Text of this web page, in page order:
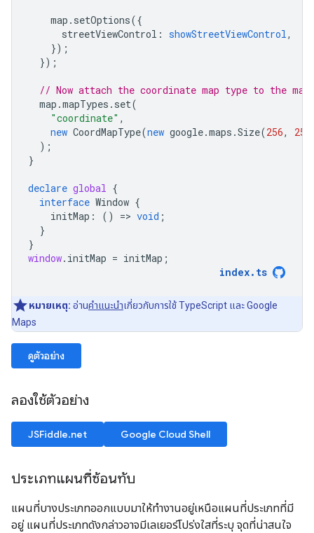
map . setOptions({
streetViewControl : showStreetViewControl,
});
});
// Now attach the coordinate map type to the
map .mapTypes . set(
"coordinate" ,
new CoordMapType(new google.maps .Size(256, 256
);
}
declare global {
interface Window {
initMap : () => void ;
}
}
window. initMap = initMap ;
index. ts
หมายเหตุ: อ่านคำแนะนำเกี่ยวกับการใช้ TypeScript และ Google
Maps
ดูตัวอย่าง
ลองใช้ตัวอย่าง
JSFiddle.net Google Cloud Shell
ประเภทแผนที่ซ้อนทับ
แผนที่บางประเภทออกแบบมาให้ทำงานอยู่เหนือแผนที่ประเภทที่มี
อยู่ แผนที่ประเภทดังกล่าวอาจมีเลเยอร์โปร่งใสที่ระบุ จุดที่น่าสนใจ